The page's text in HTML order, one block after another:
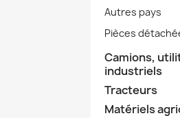
Autres pays
Pièces
Camions,
industriels
Tracteurs
Matériels